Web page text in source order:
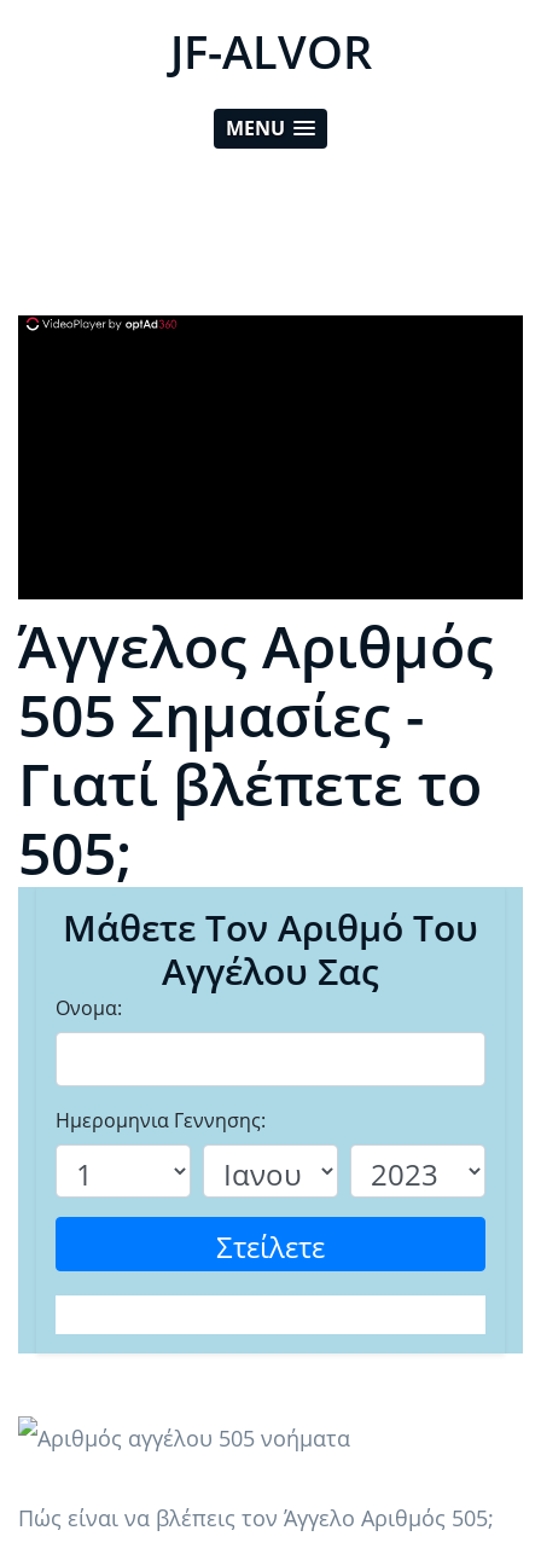
JF-ALVOR
MENU
Άγγελος Αριθμός
505 Σημασίες -
Γιατί βλέπετε το
505;
Μάθετε Τον Αριθμό Του
Αγγέλου Σας
Ονομα:
Ημερομηνια Γεννησης:
Στείλετε
Πώς είναι να βλέπεις τον Άγγελο Αριθμός 505;